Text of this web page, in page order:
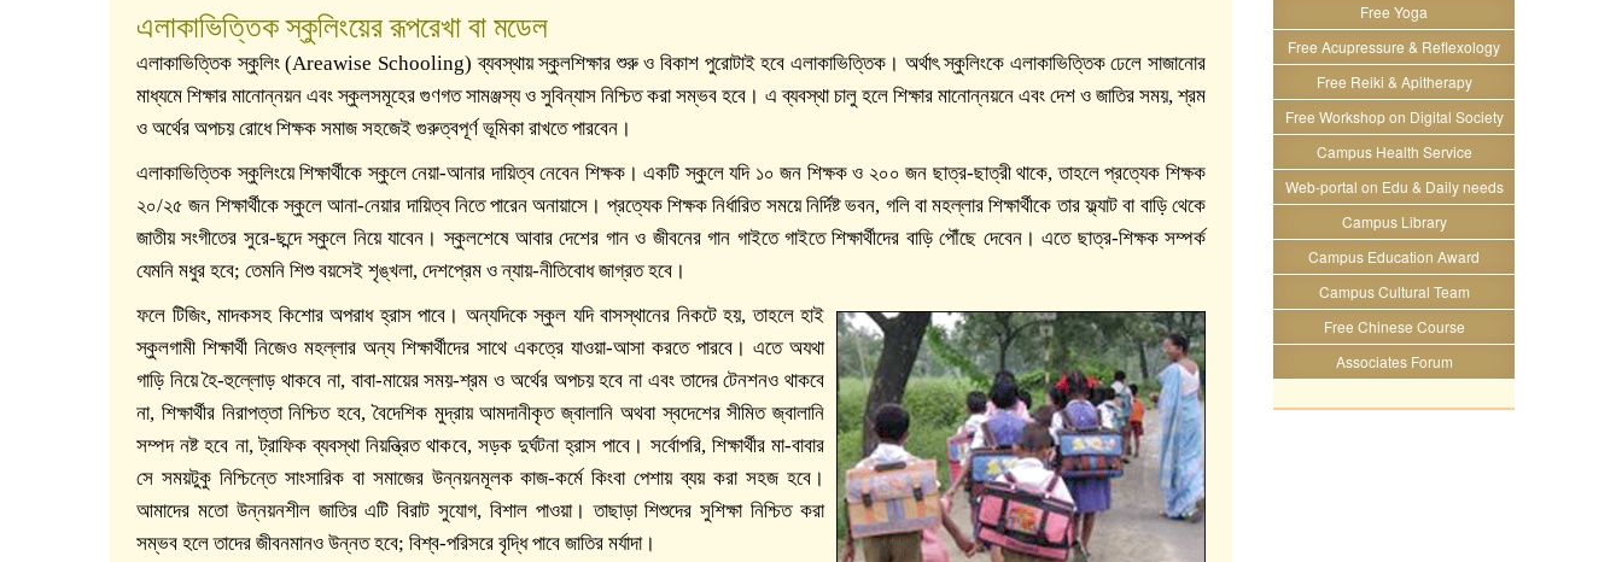
এলাকাভিত্তিক স্কুলিংয়ের রূপরেখা বা মডেল
এলাকাভিত্তিক স্কুলিং (Areawise Schooling) ব্যবস্থায় স্কুলশিক্ষার শুরু ও বিকাশ পুরোটাই হবে এলাকাভিত্তিক। অর্থাৎ স্কুলিংকে এলাকাভিত্তিক ঢেলে সাজানোর
মাধ্যমে শিক্ষার মানোন্নয়ন এবং স্কুলসমূহের গুণগত সামঞ্জস্য ও সুবিন্যাস নিশ্চিত করা সম্ভব হবে। এ ব্যবস্থা চালু হলে শিক্ষার মানোন্নয়নে এবং দেশ ও জাতির সময়, শ্রম
ও অর্থের অপচয় রোধে শিক্ষক সমাজ সহজেই গুরুত্বপূর্ণ ভূমিকা রাখতে পারবেন।
এলাকাভিত্তিক স্কুলিংয়ে শিক্ষার্থীকে স্কুলে নেয়া-আনার দায়িত্ব নেবেন শিক্ষক। একটি স্কুলে যদি ১০ জন শিক্ষক ও ২০০ জন ছাত্র-ছাত্রী থাকে, তাহলে প্রত্যেক শিক্ষক
২০/২৫ জন শিক্ষার্থীকে স্কুলে আনা-নেয়ার দায়িত্ব নিতে পারেন অনায়াসে। প্রত্যেক শিক্ষক নির্ধারিত সময়ে নির্দিষ্ট ভবন, গলি বা মহল্লার শিক্ষার্থীকে তার ফ্ল্যাট বা বাড়ি থেকে
জাতীয় সংগীতের সুরে-ছন্দে স্কুলে নিয়ে যাবেন। স্কুলশেষে আবার দেশের গান ও জীবনের গান গাইতে গাইতে শিক্ষার্থীদের বাড়ি পৌঁছে দেবেন। এতে ছাত্র-শিক্ষক সম্পর্ক
যেমনি মধুর হবে; তেমনি শিশু বয়সেই শৃঙ্খলা, দেশপ্রেম ও ন্যায়-নীতিবোধ জাগ্রত হবে।
ফলে টিজিং, মাদকসহ কিশোর অপরাধ হ্রাস পাবে। অন্যদিকে স্কুল যদি বাসস্থানের নিকটে হয়, তাহলে হাই
স্কুলগামী শিক্ষার্থী নিজেও মহল্লার অন্য শিক্ষার্থীদের সাথে একত্রে যাওয়া-আসা করতে পারবে। এতে অযথা
গাড়ি নিয়ে হৈ-হুল্লোড় থাকবে না, বাবা-মায়ের সময়-শ্রম ও অর্থের অপচয় হবে না এবং তাদের টেনশনও থাকবে
না, শিক্ষার্থীর নিরাপত্তা নিশ্চিত হবে, বৈদেশিক মুদ্রায় আমদানীকৃত জ্বালানি অথবা স্বদেশের সীমিত জ্বালানি
সম্পদ নষ্ট হবে না, ট্রাফিক ব্যবস্থা নিয়ন্ত্রিত থাকবে, সড়ক দুর্ঘটনা হ্রাস পাবে। সর্বোপরি, শিক্ষার্থীর মা-বাবার
সে সময়টুকু নিশ্চিন্তে সাংসারিক বা সমাজের উন্নয়নমূলক কাজ-কর্মে কিংবা পেশায় ব্যয় করা সহজ হবে।
আমাদের মতো উন্নয়নশীল জাতির এটি বিরাট সুযোগ, বিশাল পাওয়া। তাছাড়া শিশুদের সুশিক্ষা নিশ্চিত করা
সম্ভব হলে তাদের জীবনমানও উন্নত হবে; বিশ্ব-পরিসরে বৃদ্ধি পাবে জাতির মর্যাদা।
Free Yoga
Free Acupressure & Reflexology
Free Reiki & Apitherapy
Free Workshop on Digital Society
Campus Health Service
Web-portal on Edu & Daily needs
Campus Library
Campus Education Award
Campus Cultural Team
Free Chinese Course
Associates Forum